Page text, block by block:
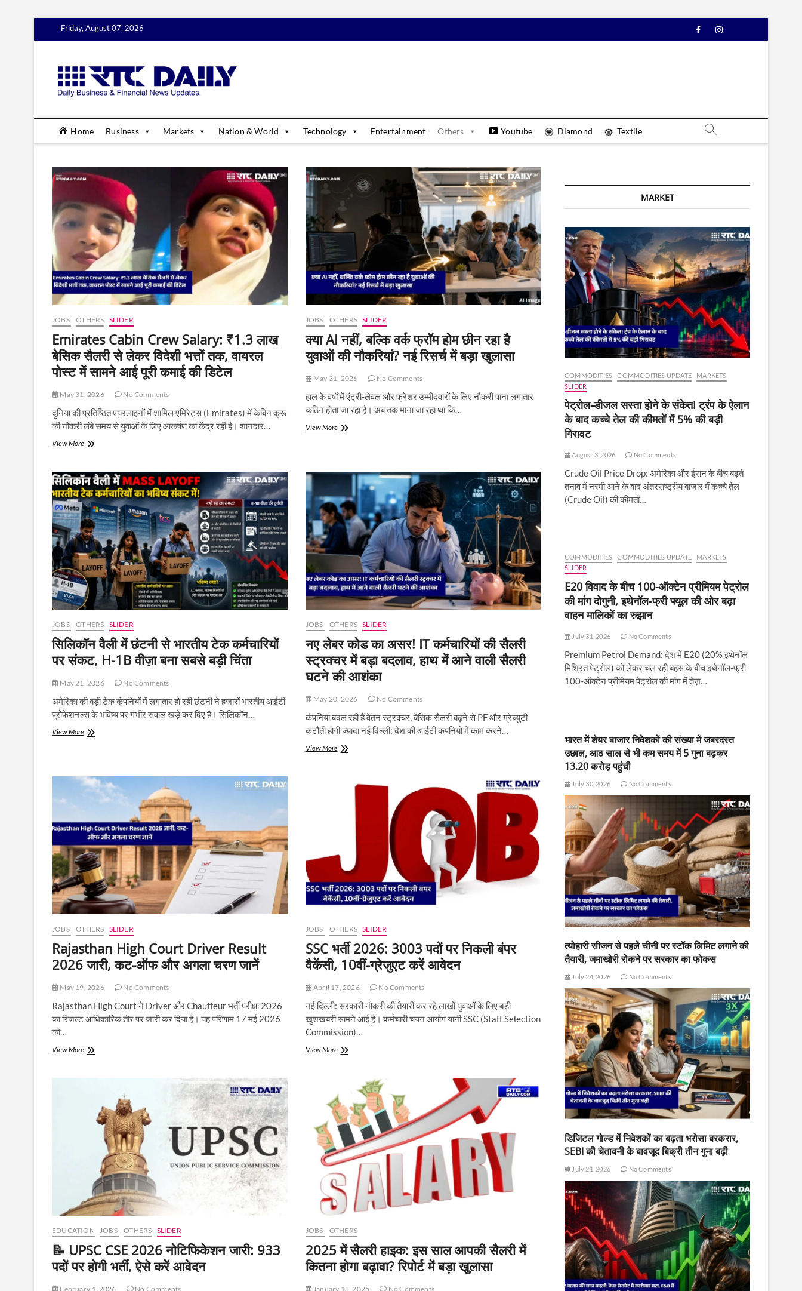
Friday, August 07, 2026 FacebookInstagram
Home Business Markets Nation & World Technology Entertainment Others Youtube Diamond Textile
JOBS OTHERS SLIDER
Emirates Cabin Crew Salary: ₹1.3 लाख
बेसिक सैलरी से लेकर विदेशी भत्तों तक, वायरल
पोस्ट में सामने आई पूरी कमाई की डिटेल
May 31, 2026 No Comments
दुनिया की प्रतिष्ठित एयरलाइनों में शामिल एमिरेट्स (Emirates) में केबिन क्रू
की नौकरी लंबे समय से युवाओं के लिए आकर्षण का केंद्र रही है। शानदार…
View MoreEmirates
Salary:
₹1.3
लाख
बेसिक
सैलरी
से
लेकर
विदेशी
भत्तों
तक,
वायरल
पोस्ट
में
आई
पूरी
कमाई
की
डिटेल
JOBS OTHERS SLIDER
क्या AI नहीं, बल्कि वर्क फ्रॉम होम छीन रहा है
युवाओं की नौकरियां? नई रिसर्च में बड़ा खुलासा
May 31, 2026 No Comments
हाल के वर्षों में एंट्री-लेवल और फ्रेशर उम्मीदवारों के लिए नौकरी पाना लगातार
कठिन होता जा रहा है। अब तक माना जा रहा था कि…
View Moreक्या
छीन
रहा
है
युवाओं
नौकरियां?
रिसर्च
में
बड़ा
खुलासा
JOBS
OTHERS SLIDER
सिलिकॉन वैली में छंटनी से भारतीय टेक कर्मचारियों
पर संकट, H-1B वीज़ा बना सबसे बड़ी चिंता
May 21, 2026 No Comments
अमेरिका की बड़ी टेक कंपनियों में लगातार हो रही छंटनी ने हजारों भारतीय आईटी
प्रोफेशनल्स के भविष्य पर गंभीर सवाल खड़े कर दिए हैं। सिलिकॉन…
View Moreसिलिकॉन
भारतीय
संकट,
H-
1B
वीज़ा
बना
सबसे
बड़ी
चिंता
JOBS OTHERS SLIDER
नए लेबर कोड का असर! IT कर्मचारियों की सैलरी
स्ट्रक्चर में बड़ा बदलाव, हाथ में आने वाली सैलरी
घटने की आशंका
May 20, 2026 No Comments
कंपनियां बदल रही हैं वेतन स्ट्रक्चर, बेसिक सैलरी बढ़ने से PF और ग्रेच्युटी
कटौती होगी ज्यादा नई दिल्ली: देश की आईटी कंपनियों में काम करने…
View Moreनए
में
बड़ा
बदलाव,
हाथ
में
सैलरी
घटने
की
आशंका
JOBS OTHERS SLIDER
Rajasthan High Court Driver Result
2026 जारी, कट-ऑफ और अगला चरण जानें
May 19, 2026 No Comments
Rajasthan High Court ने Driver और Chauffeur भर्ती परीक्षा 2026
का रिजल्ट आधिकारिक तौर पर जारी कर दिया है। यह परिणाम 17 मई 2026
को…
View MoreRajasthan
JOBS OTHERS SLIDER
SSC भर्ती 2026: 3003 पदों पर निकली बंपर
वैकेंसी, 10वीं-ग्रेजुएट करें आवेदन
April 17, 2026 No Comments
नई दिल्ली: सरकारी नौकरी की तैयारी कर रहे लाखों युवाओं के लिए बड़ी
खुशखबरी सामने आई है। कर्मचारी चयन आयोग यानी SSC (Staff Selection
Commission)…
View MoreSSC
पर
निकली
बंपर
वैकेंसी,
10वीं-
ग्रेजुएट
करें
आवेदन
EDUCATION JOBS OTHERS SLIDER
📝 UPSC CSE 2026 नोटिफिकेशन जारी: 933
पदों पर होगी भर्ती, ऐसे करें आवेदन
February 4, 2026 No Comments
JOBS OTHERS
2025 में सैलरी हाइक: इस साल आपकी सैलरी में
कितना होगा बढ़ावा? रिपोर्ट में बड़ा खुलासा
January 18, 2025 No Comments
MARKET
COMMODITIES COMMODITIES UPDATE
MARKETS
SLIDER
पेट्रोल-डीजल सस्ता होने के संकेत! ट्रंप के ऐलान
के बाद कच्चे तेल की कीमतों में 5% की बड़ी
गिरावट
August 3, 2026 No Comments
Crude Oil Price Drop: अमेरिका और ईरान के बीच बढ़ते
तनाव में नरमी आने के बाद अंतरराष्ट्रीय बाजार में कच्चे तेल
(Crude Oil) की कीमतों…
COMMODITIES COMMODITIES UPDATE
MARKETS
SLIDER
E20 विवाद के बीच 100-ऑक्टेन प्रीमियम पेट्रोल
की मांग दोगुनी, इथेनॉल-फ्री फ्यूल की ओर बढ़ा
वाहन मालिकों का रुझान
July 31, 2026 No Comments
Premium Petrol Demand: देश में E20 (20% इथेनॉल
मिश्रित पेट्रोल) को लेकर चल रही बहस के बीच इथेनॉल-फ्री
100-ऑक्टेन प्रीमियम पेट्रोल की मांग में तेज़…
भारत में शेयर बाजार निवेशकों की संख्या में जबरदस्त
उछाल, आठ साल से भी कम समय में 5 गुना बढ़कर
13.20 करोड़ पहुंची
July 30, 2026 No Comments
त्योहारी सीजन से पहले चीनी पर स्टॉक लिमिट लगाने की
तैयारी, जमाखोरी रोकने पर सरकार का फोकस
July 24, 2026 No Comments
डिजिटल गोल्ड में निवेशकों का बढ़ता भरोसा बरकरार,
SEBI की चेतावनी के बावजूद बिक्री तीन गुना बढ़ी
July 21, 2026 No Comments